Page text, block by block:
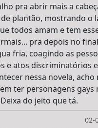
pra abrir mais a
plantão, mostrando o
todos amam e tem
pra depois no
fria, coagindo as
e atos discriminatórios
nessa novela, acho
ter personagens gays
do jeito que tá.
02-